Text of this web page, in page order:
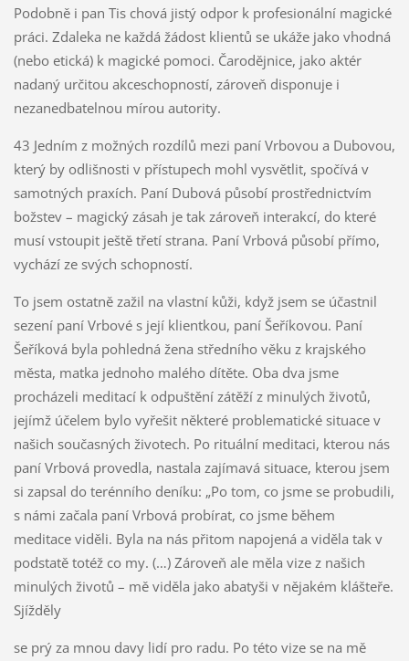
Podobně i pan Tis chová jistý odpor k profesionální magické
práci. Zdaleka ne každá žádost klientů se ukáže jako vhodná
(nebo etická) k magické pomoci. Čarodějnice, jako aktér
nadaný určitou akceschopností, zároveň disponuje i
nezanedbatelnou mírou autority.
43 Jedním z možných rozdílů mezi paní Vrbovou a Dubovou,
který by odlišnosti v přístupech mohl vysvětlit, spočívá v
samotných praxích. Paní Dubová působí prostřednictvím
božstev – magický zásah je tak zároveň interakcí, do které
musí vstoupit ještě třetí strana. Paní Vrbová působí přímo,
vychází ze svých schopností.
To jsem ostatně zažil na vlastní kůži, když jsem se účastnil
sezení paní Vrbové s její klientkou, paní Šeříkovou. Paní
Šeříková byla pohledná žena středního věku z krajského
města, matka jednoho malého dítěte. Oba dva jsme
procházeli meditací k odpuštění zátěží z minulých životů,
jejímž účelem bylo vyřešit některé problematické situace v
našich současných životech. Po rituální meditaci, kterou nás
paní Vrbová provedla, nastala zajímavá situace, kterou jsem
si zapsal do terénního deníku: „Po tom, co jsme se probudili,
s námi začala paní Vrbová probírat, co jsme během
meditace viděli. Byla na nás přitom napojená a viděla tak v
podstatě totéž co my. (…) Zároveň ale měla vize z našich
minulých životů – mě viděla jako abatyši v nějakém klášteře.
Sjížděly
se prý za mnou davy lidí pro radu. Po této vize se na mě